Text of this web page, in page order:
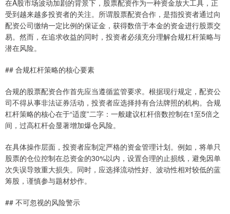
在A股市场波动加剧的背景下，股票配资作为一种资金放大工具，正
受到越来越多投资者的关注。所谓股票配资合作，是指投资者通过向
配资公司缴纳一定比例的保证金，获得数倍于本金的资金进行股票交
易。然而，在追求收益的同时，投资者必须充分理解合规杠杆策略与
潜在风险。
## 合规杠杆策略的核心要素
合规的股票配资合作首先应当遵循监管要求。根据现行规定，配资公
司不得从事非法证券活动，投资者应选择持有合法牌照的机构。合规
杠杆策略的核心在于“适度”二字：一般建议杠杆倍数控制在1至5倍之
间，过高杠杆会显著增加爆仓风险。
在具体操作层面，投资者应制定严格的资金管理计划。例如，将单只
股票的仓位控制在总资金的30%以内，设置合理的止损线，避免因单
次失误导致重大损失。同时，应选择流动性好、波动性相对较低的蓝
筹股，谨慎参与题材炒作。
## 不可忽视的风险警示